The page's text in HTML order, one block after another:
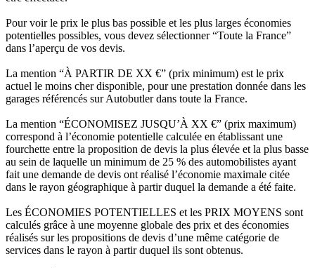
Pour voir le prix le plus bas possible et les plus larges économies
potentielles possibles, vous devez sélectionner “Toute la France”
dans l’aperçu de vos devis.
La mention “À PARTIR DE XX €” (prix minimum) est le prix
actuel le moins cher disponible, pour une prestation donnée dans les
garages référencés sur Autobutler dans toute la France.
La mention “ÉCONOMISEZ JUSQU’À XX €” (prix maximum)
correspond à l’économie potentielle calculée en établissant une
fourchette entre la proposition de devis la plus élevée et la plus basse
au sein de laquelle un minimum de 25 % des automobilistes ayant
fait une demande de devis ont réalisé l’économie maximale citée
dans le rayon géographique à partir duquel la demande a été faite.
Les ÉCONOMIES POTENTIELLES et les PRIX MOYENS sont
calculés grâce à une moyenne globale des prix et des économies
réalisés sur les propositions de devis d’une même catégorie de
services dans le rayon à partir duquel ils sont obtenus.